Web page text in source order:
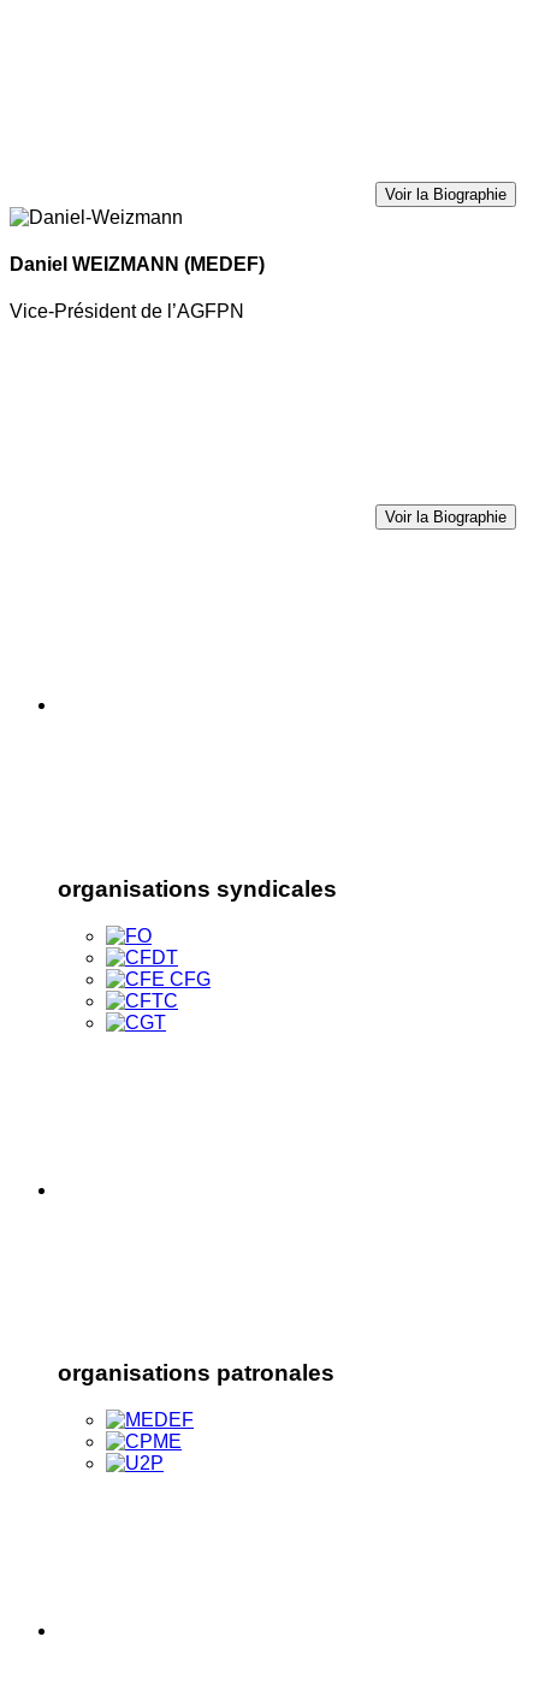
Voir la Biographie
Daniel WEIZMANN (MEDEF)
Vice-Président de l’AGFPN
Voir la Biographie
organisations syndicales
organisations patronales